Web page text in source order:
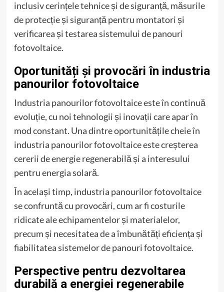
inclusiv cerințele tehnice și de siguranță, măsurile
de protecție și siguranță pentru montatori și
verificarea și testarea sistemului de panouri
fotovoltaice.
Oportunități și provocări în industria
panourilor fotovoltaice
Industria panourilor fotovoltaice este în continuă
evoluție, cu noi tehnologii și inovații care apar în
mod constant. Una dintre oportunitățile cheie în
industria panourilor fotovoltaice este creșterea
cererii de energie regenerabilă și a interesului
pentru energia solară.
În același timp, industria panourilor fotovoltaice
se confruntă cu provocări, cum ar fi costurile
ridicate ale echipamentelor și materialelor,
precum și necesitatea de a îmbunătăți eficiența și
fiabilitatea sistemelor de panouri fotovoltaice.
Perspective pentru dezvoltarea
durabilă a energiei regenerabile